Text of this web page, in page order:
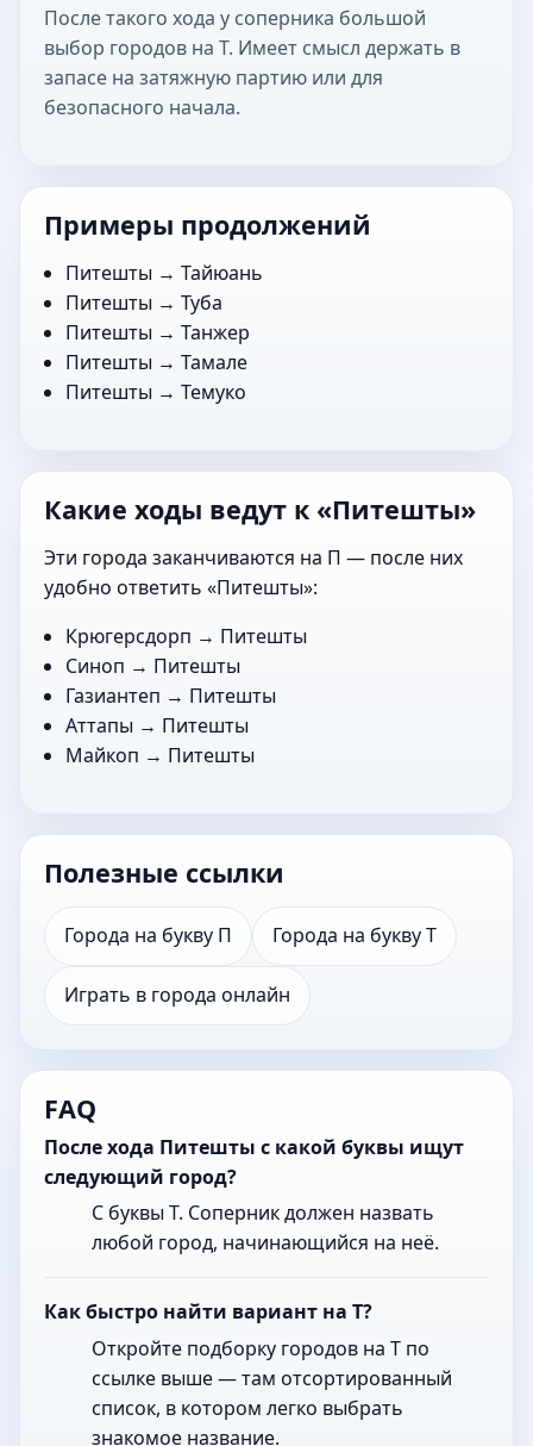
После такого хода у соперника большой
выбор городов на Т. Имеет смысл держать в
запасе на затяжную партию или для
безопасного начала.
Примеры продолжений
Питешты →Тайюань
Питешты →Туба
Питешты →Танжер
Питешты →Тамале
Питешты →Темуко
Какие ходы ведут к «Питешты»
Эти города заканчиваются на П — после них
удобно ответить «Питешты»:
Крюгерсдорп → Питешты
Синоп → Питешты
Газиантеп → Питешты
Аттапы → Питешты
Майкоп → Питешты
Полезные ссылки
Города на букву П Города на букву Т
Играть в города онлайн
FAQ
После хода Питешты с какой буквы ищут
следующий город?
С буквы Т. Соперник должен назвать
любой город, начинающийся на неё.
Как быстро найти вариант на Т?
Откройте подборку городов на Т по
ссылке выше — там отсортированный
список, в котором легко выбрать
знакомое название.